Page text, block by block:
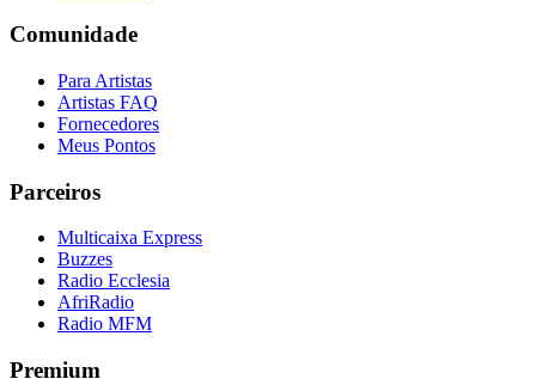
Comunidade
Para Artistas
Artistas FAQ
Fornecedores
Meus Pontos
Parceiros
Multicaixa Express
Buzzes
Radio Ecclesia
AfriRadio
Radio MFM
Premium